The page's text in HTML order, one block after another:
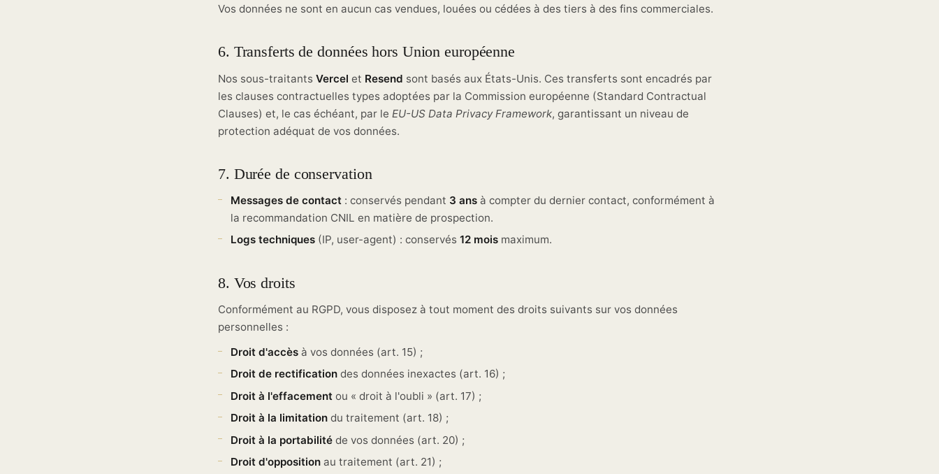
Vos données ne sont en aucun cas vendues, louées ou cédées à des tiers à des fins commerciales.
6. Transferts de données hors Union européenne
Nos sous-traitants Vercel et Resend sont basés aux États-Unis. Ces transferts sont encadrés par
les clauses contractuelles types adoptées par la Commission européenne (Standard Contractual
Clauses) et, le cas échéant, par le EU-US Data Privacy Framework, garantissant un niveau de
protection adéquat de vos données.
7. Durée de conservation
Messages de contact: conservés pendant 3 ansà compter du dernier contact, conformément à
la recommandation CNIL en matière de prospection.
Logs techniques(IP, user-agent) : conservés 12 moismaximum.
8. Vos droits
Conformément au RGPD, vous disposez à tout moment des droits suivants sur vos données
personnelles :
Droit d'accèsà vos données (art. 15) ;
Droit de rectificationdes données inexactes (art. 16) ;
Droit à l'effacementou « droit à l'oubli » (art. 17) ;
Droit à la limitationdu traitement (art. 18) ;
Droit à la portabilitéde vos données (art. 20) ;
Droit d'oppositionau traitement (art. 21) ;